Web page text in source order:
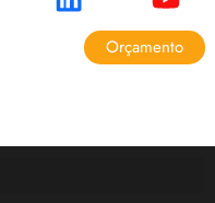
Orçamento